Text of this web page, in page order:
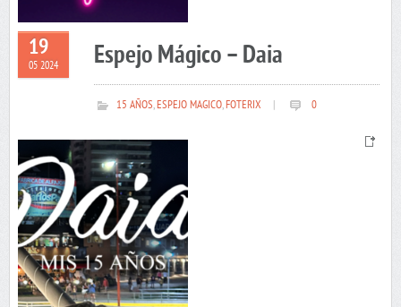
19
05 2024 Espejo Mágico – Daia
15 AÑOS,ESPEJO MAGICO,FOTERIX 0